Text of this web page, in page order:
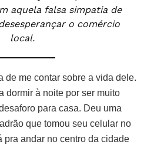
aquela falsa simpatia de
o comércio
local.
de me contar sobre a vida dele.
dormir à noite por ser muito
para casa. Deu uma
que tomou seu celular no
pra andar no centro da cidade